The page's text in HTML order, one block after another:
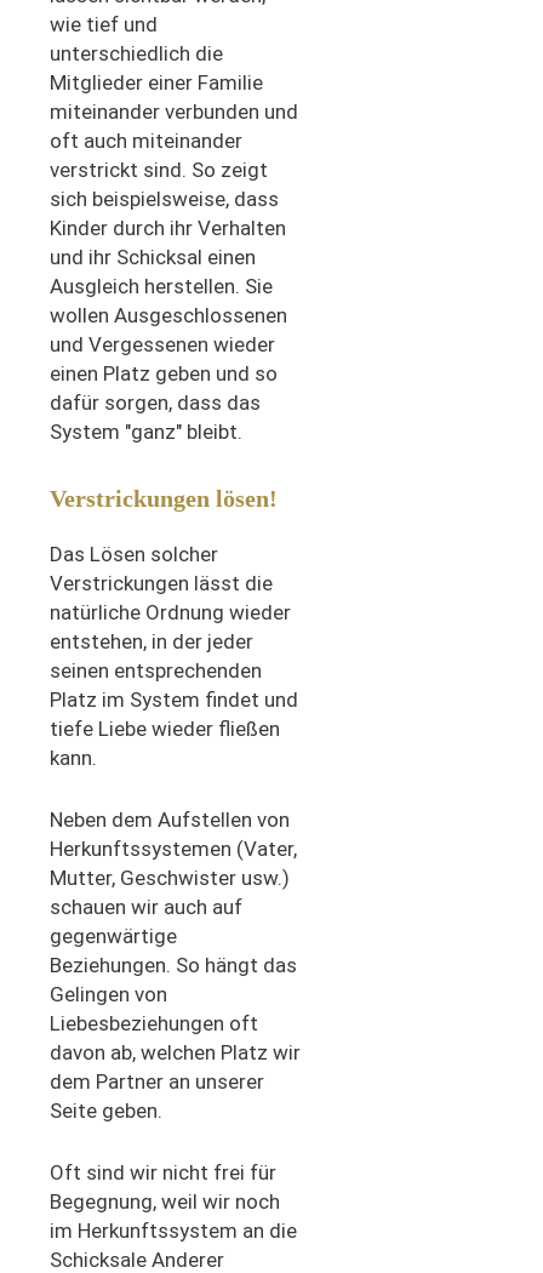
wie tief und
unterschiedlich die
Mitglieder einer Familie
miteinander verbunden und
oft auch miteinander
verstrickt sind. So zeigt
sich beispielsweise, dass
Kinder durch ihr Verhalten
und ihr Schicksal einen
Ausgleich herstellen. Sie
wollen Ausgeschlossenen
und Vergessenen wieder
einen Platz geben und so
dafür sorgen, dass das
System "ganz" bleibt.
Verstrickungen lösen!
Das Lösen solcher
Verstrickungen lässt die
natürliche Ordnung wieder
entstehen, in der jeder
seinen entsprechenden
Platz im System findet und
tiefe Liebe wieder fließen
kann.
Neben dem Aufstellen von
Herkunftssystemen (Vater,
Mutter, Geschwister usw.)
schauen wir auch auf
gegenwärtige
Beziehungen. So hängt das
Gelingen von
Liebesbeziehungen oft
davon ab, welchen Platz wir
dem Partner an unserer
Seite geben.
Oft sind wir nicht frei für
Begegnung, weil wir noch
im Herkunftssystem an die
Schicksale Anderer